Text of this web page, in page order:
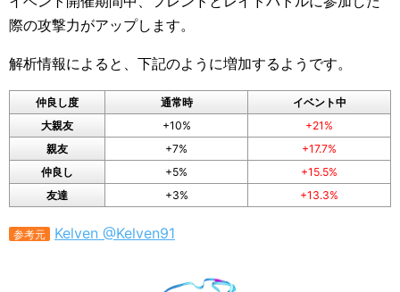
際の攻撃力がアップします。
解析情報によると、下記のように増加するようです。
仲良し度 通常時
イベント中
大親友
+10%
+21%
親友
+7%
+17.7%
仲良し
+5%
+15.5%
友達
+3% +13.3%
参考元 Kelven @Kelven91